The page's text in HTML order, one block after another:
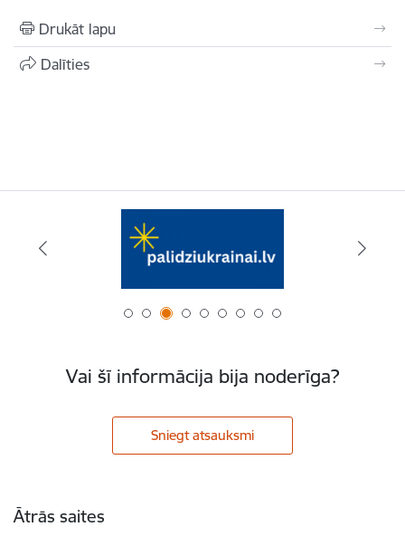
Drukāt lapu
Dalīties
Vai šī informācija bija noderīga?
Sniegt atsauksmi
Ātrās saites